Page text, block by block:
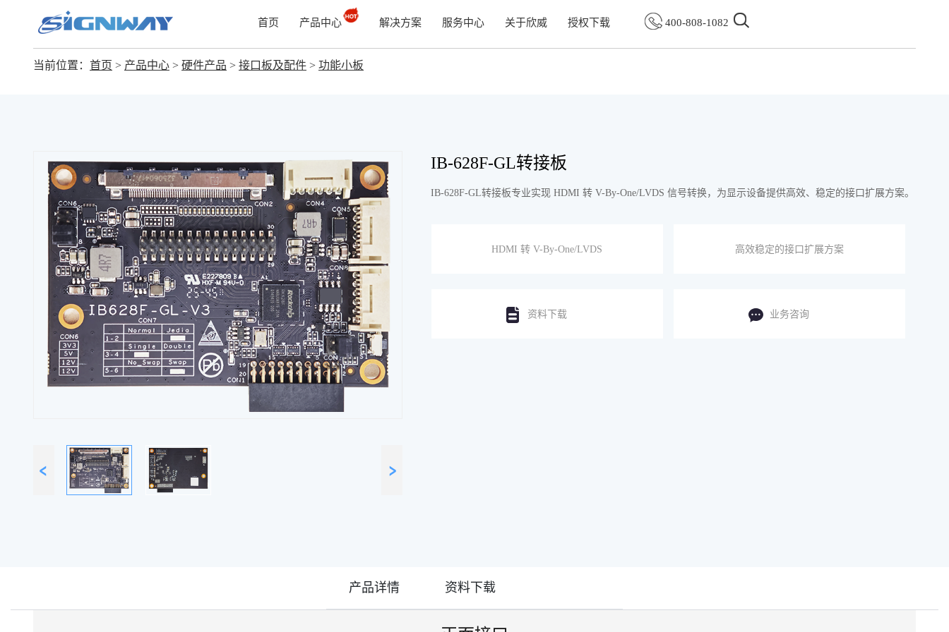
首页 产品中心 解决方案 服务中心 关于欣威 授权下载 400-808-1082
当前位置： 首页 > 产品中心 > 硬件产品 > 接口板及配件 > 功能小板
IB-628F-GL转接板
IB-628F-GL转接板专业实现 HDMI 转 V-By-One/LVDS 信号转换，为显示设备提供高效、稳定的接口扩展方案。
HDMI 转 V-By-One/LVDS 高效稳定的接口扩展方案
资料下载 业务咨询
产品详情 资料下载